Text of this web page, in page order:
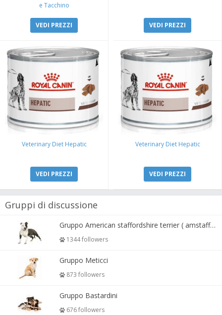
e Tacchino
VEDI PREZZI VEDI PREZZI
Veterinary Diet Hepatic
VEDI PREZZI
Veterinary Diet Hepatic
VEDI PREZZI
Gruppi di discussione
Gruppo American staffordshire terrier ( amstaff, amastaff )
1344 followers
Gruppo Meticci
873 followers
Gruppo Bastardini
676 followers